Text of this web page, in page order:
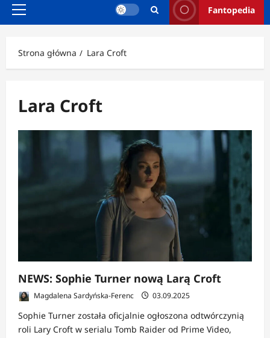
Menu
Fantopedia
Strona główna Lara Croft
Lara Croft
NEWS: Sophie Turner nową Larą Croft
Magdalena Sardyńska-Ferenc 03.09.2025
Sophie Turner została oficjalnie ogłoszona odtwórczynią
roli Lary Croft w serialu Tomb Raider od Prime Video,